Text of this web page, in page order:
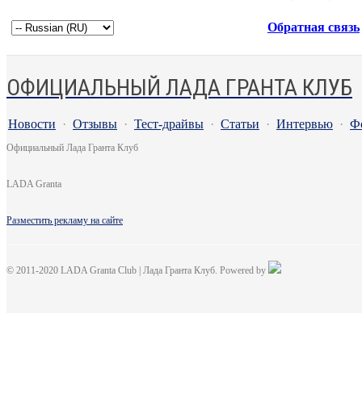
Обратная связь
ОФИЦИАЛЬНЫЙ ЛАДА ГРАНТА КЛУБ
Новости · Отзывы · Тест-драйвы · Статьи · Интервью ·
Официальный Лада Гранта Клуб
LADA Granta
Разместить рекламу на сайте
© 2011-2020 LADA Granta Club | Лада Гранта Клуб. Powered by